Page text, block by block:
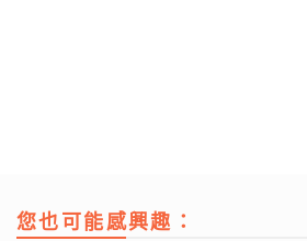
您也可能感興趣：